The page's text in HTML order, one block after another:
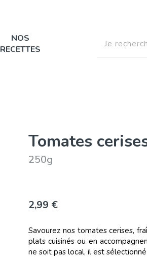
NOS
RECETTES
Tomates
250g
2,99 €
Savourez nos tomates cerises,
plats cuisinés ou en
ne soit pas local, il est